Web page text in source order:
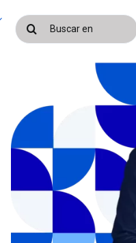
Casos de
EAD
Buscar: